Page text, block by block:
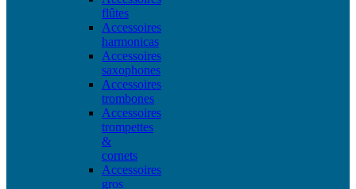
flûtes
Accessoires
harmonicas
Accessoires
saxophones
Accessoires
trombones
Accessoires
trompettes
&
cornets
Accessoires
gros